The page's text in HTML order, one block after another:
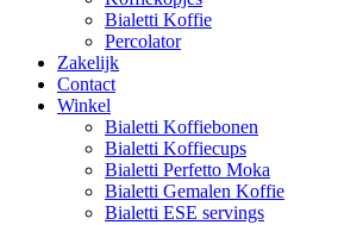
Bialetti Koffie
Percolator
Zakelijk
Contact
Winkel
Bialetti Koffiebonen
Bialetti Koffiecups
Bialetti Perfetto Moka
Bialetti Gemalen Koffie
Bialetti ESE servings